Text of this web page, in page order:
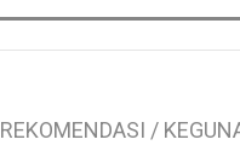
REKOMENDASI /